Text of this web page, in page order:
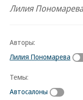
Лилия Пономарева
Авторы:
Лилия Пономарева
Темы:
Автосалоны